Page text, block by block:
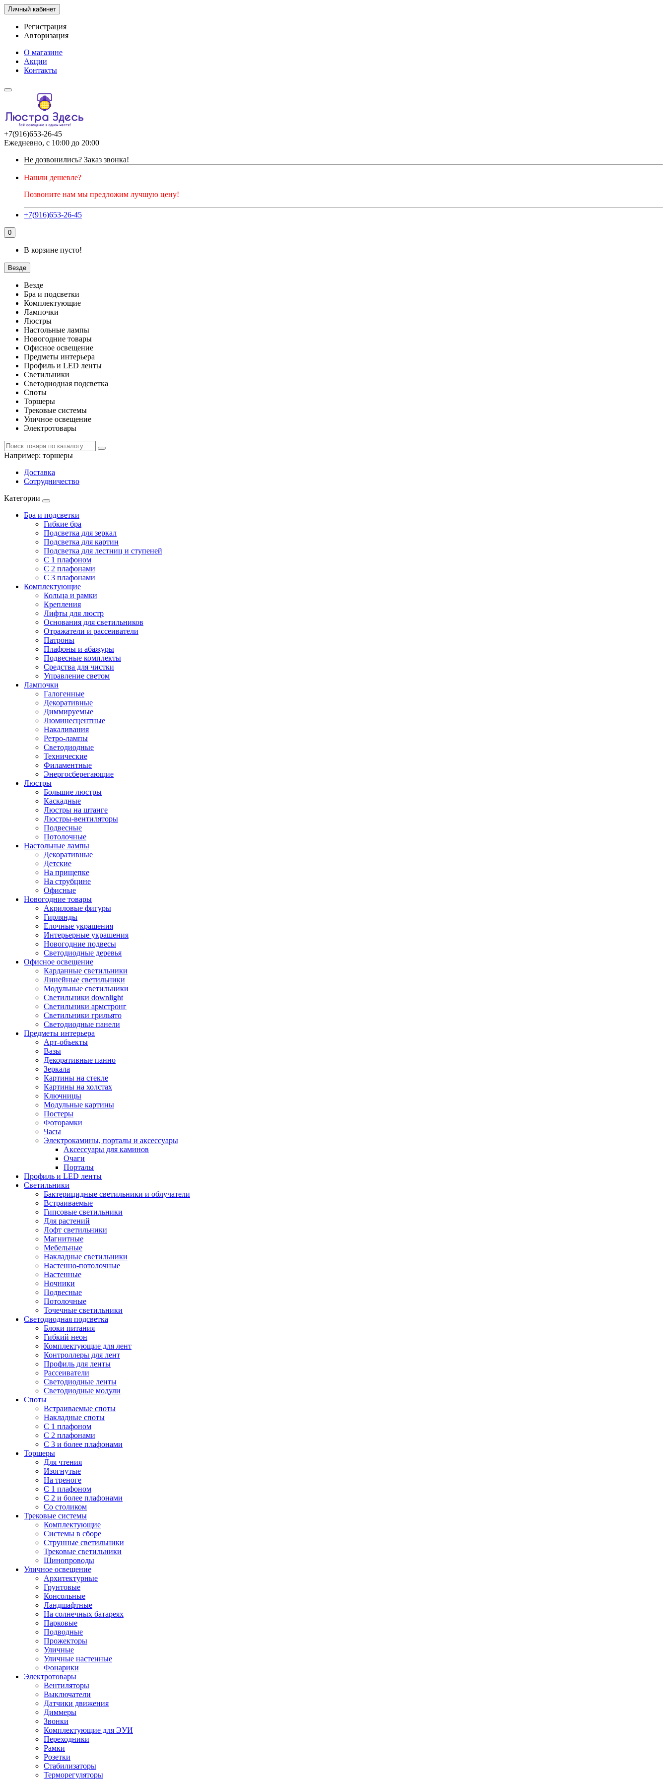
Личный кабинет
Регистрация
Авторизация
О магазине
Акции
Контакты
+7(916)653-26-45
Ежедневно, с 10:00 до 20:00
Не дозвонились? Заказ звонка!
Нашли дешевле?
Позвоните нам мы предложим лучшую цену!
+7(916)653-26-45
0
В корзине пусто!
Везде
Везде
Бра и подсветки
Комплектующие
Лампочки
Люстры
Настольные лампы
Новогодние товары
Офисное освещение
Предметы интерьера
Профиль и LED ленты
Светильники
Светодиодная подсветка
Споты
Торшеры
Трековые системы
Уличное освещение
Электротовары
Например: торшеры
Доставка
Сотрудничество
Категории
Бра и подсветки
Гибкие бра
Подсветка для зеркал
Подсветка для картин
Подсветка для лестниц и ступеней
С 1 плафоном
С 2 плафонами
С 3 плафонами
Комплектующие
Кольца и рамки
Крепления
Лифты для люстр
Основания для светильников
Отражатели и рассеиватели
Патроны
Плафоны и абажуры
Подвесные комплекты
Средства для чистки
Управление светом
Лампочки
Галогенные
Декоративные
Диммируемые
Люминесцентные
Накаливания
Ретро-лампы
Светодиодные
Технические
Филаментные
Энергосберегающие
Люстры
Большие люстры
Каскадные
Люстры на штанге
Люстры-вентиляторы
Подвесные
Потолочные
Настольные лампы
Декоративные
Детские
На прищепке
На струбцине
Офисные
Новогодние товары
Акриловые фигуры
Гирлянды
Елочные украшения
Интерьерные украшения
Новогодние подвесы
Светодиодные деревья
Офисное освещение
Карданные светильники
Линейные светильники
Модульные светильники
Светильники downlight
Светильники армстронг
Светильники грильято
Светодиодные панели
Предметы интерьера
Арт-объекты
Вазы
Декоративные панно
Зеркала
Картины на стекле
Картины на холстах
Ключницы
Модульные картины
Постеры
Фоторамки
Часы
Электрокамины, порталы и аксессуары
Аксессуары для каминов
Очаги
Порталы
Профиль и LED ленты
Светильники
Бактерицидные светильники и облучатели
Встраиваемые
Гипсовые светильники
Для растений
Лофт светильники
Магнитные
Мебельные
Накладные светильники
Настенно-потолочные
Настенные
Ночники
Подвесные
Потолочные
Точечные светильники
Светодиодная подсветка
Блоки питания
Гибкий неон
Комплектующие для лент
Контроллеры для лент
Профиль для ленты
Рассеиватели
Светодиодные ленты
Светодиодные модули
Споты
Встраиваемые споты
Накладные споты
С 1 плафоном
С 2 плафонами
С 3 и более плафонами
Торшеры
Для чтения
Изогнутые
На треноге
С 1 плафоном
С 2 и более плафонами
Со столиком
Трековые системы
Комплектующие
Системы в сборе
Струнные светильники
Трековые светильники
Шинопроводы
Уличное освещение
Архитектурные
Грунтовые
Консольные
Ландшафтные
На солнечных батареях
Парковые
Подводные
Прожекторы
Уличные
Уличные настенные
Фонарики
Электротовары
Вентиляторы
Выключатели
Датчики движения
Диммеры
Звонки
Комплектующие для ЭУИ
Переходники
Рамки
Розетки
Стабилизаторы
Терморегуляторы